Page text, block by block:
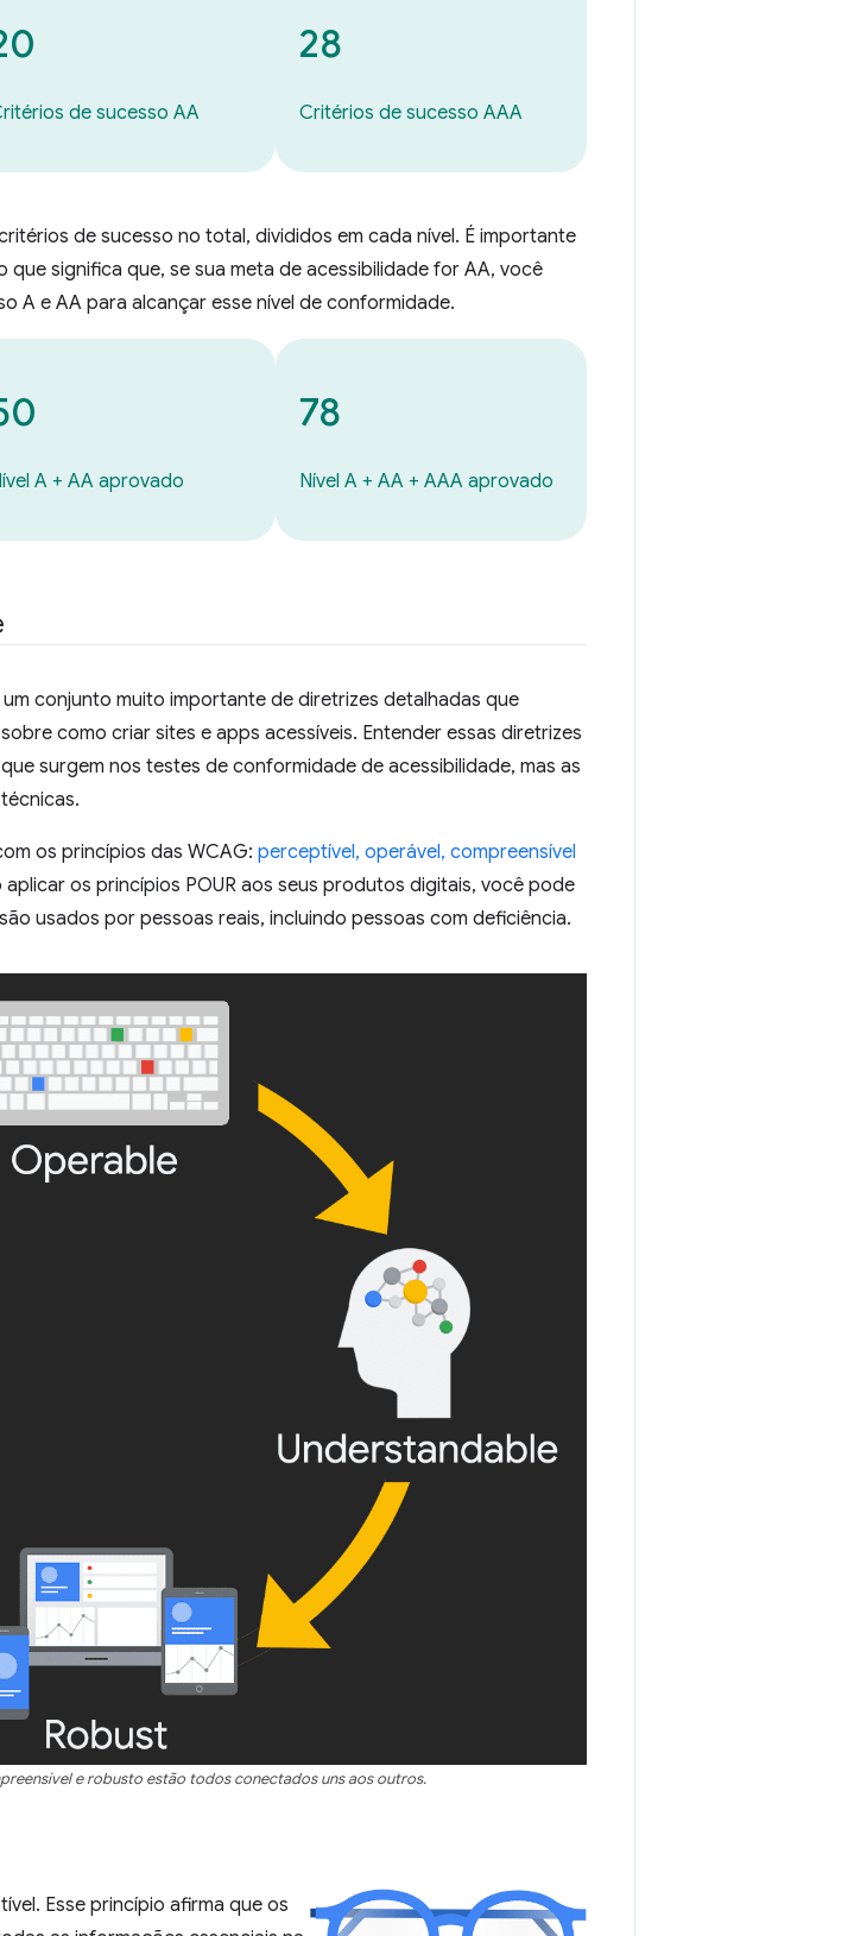
de sucesso AA
28
Critérios de sucesso AAA
de sucesso no total, divididos em cada nível. É importante
significa que, se sua meta de acessibilidade for AA, você
A e AA para alcançar esse nível de conformidade.
A + AA aprovado
78
Nível A + AA + AAA aprovado
conjunto muito importante de diretrizes detalhadas que
como criar sites e apps acessíveis. Entender essas diretrizes
surgem nos testes de conformidade de acessibilidade, mas as
os princípios das WCAG: perceptível, operável, compreensível
aplicar os princípios POUR aos seus produtos digitais, você pode
usados por pessoas reais, incluindo pessoas com deficiência.
e robusto estão todos conectados uns aos outros.
Esse princípio afirma que os